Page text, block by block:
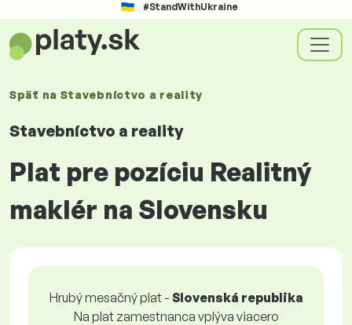
#StandWithUkraine
Späť na Stavebníctvo a reality
Stavebníctvo a reality
Plat pre pozíciu Realitný
maklér na Slovensku
Hrubý mesačný plat - Slovenská republika
Na plat zamestnanca vplýva viacero